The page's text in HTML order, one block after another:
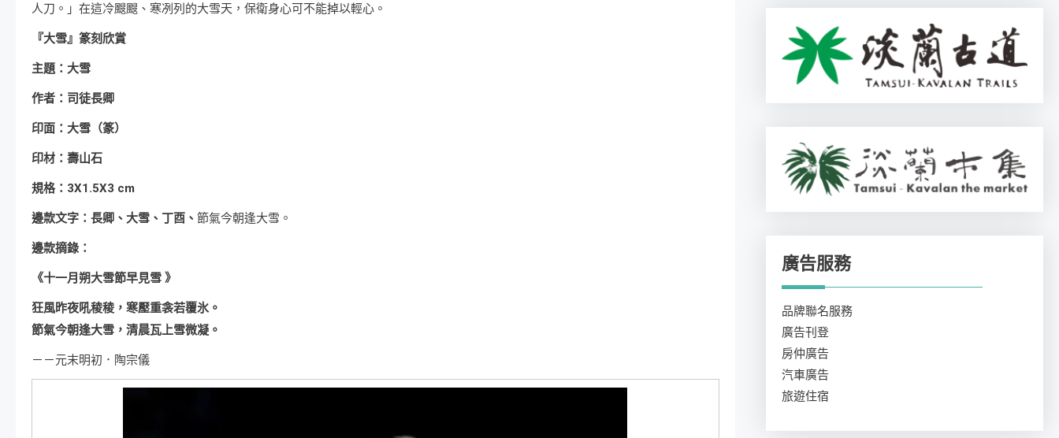
人刀。」在這冷颼颼、寒冽列的大雪天，保衛身心可不能掉以輕心。
『大雪』篆刻欣賞
主題： 大雪
作者：司徒長卿
印面： 大雪 （篆）
印材：壽山石
規格：3X1.5X3 cm
邊款文字：長卿、 大雪 、丁酉、 節氣今朝逢大雪。
邊款摘錄：
《十一月朔大雪節早見雪 》
狂風昨夜吼稜稜，寒壓重衾若覆氷。
節氣今朝逢大雪 ，清晨瓦上雪微凝。
－－元末明初．陶宗儀
廣告服務
品牌聯名服務
廣告刊登
房仲廣告
汽車廣告
旅遊住宿